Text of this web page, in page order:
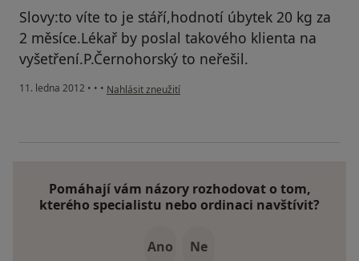
Slovy:to víte to je stáří,hodnotí úbytek 20 kg za
2 měsíce.Lékař by poslal takového klienta na
vyšetření.P.Černohorský to neřešil.
11. ledna 2012 • • • podle názoru uživatele Váš účet byl odstraněn
Nahlásit zneužití
Pomáhají vám názory rozhodovat o tom,
kterého specialistu nebo ordinaci navštívit?
Ano Ne